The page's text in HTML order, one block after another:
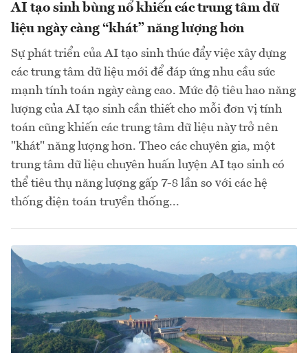
AI tạo sinh bùng nổ khiến các trung tâm dữ
liệu ngày càng “khát” năng lượng hơn
Sự phát triển của AI tạo sinh thúc đẩy việc xây dựng
các trung tâm dữ liệu mới để đáp ứng nhu cầu sức
mạnh tính toán ngày càng cao. Mức độ tiêu hao năng
lượng của AI tạo sinh cần thiết cho mỗi đơn vị tính
toán cũng khiến các trung tâm dữ liệu này trở nên
"khát" năng lượng hơn. Theo các chuyên gia, một
trung tâm dữ liệu chuyên huấn luyện AI tạo sinh có
thể tiêu thụ năng lượng gấp 7-8 lần so với các hệ
thống điện toán truyền thống...